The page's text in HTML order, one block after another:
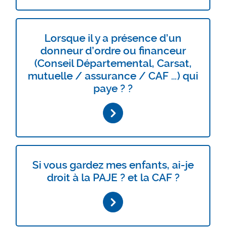
Lorsque il y a présence d’un
donneur d’ordre ou financeur
(Conseil Départemental, Carsat,
mutuelle / assurance / CAF …) qui
paye ? ?
Si vous gardez mes enfants, ai-je
droit à la PAJE ? et la CAF ?